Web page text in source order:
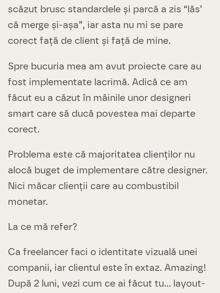
scăzut brusc standardele și parcă a zis “lăs’
că merge și-așa”, iar asta nu mi se pare
corect față de client și față de mine.
Spre bucuria mea am avut proiecte care au
fost implementate lacrimă. Adică ce am
făcut eu a căzut în mâinile unor designeri
smart care să ducă povestea mai departe
corect.
Problema este că majoritatea clienților nu
alocă buget de implementare către designer.
Nici măcar clienții care au combustibil
monetar.
La ce mă refer?
Ca freelancer faci o identitate vizuală unei
companii, iar clientul este în extaz. Amazing!
După 2 luni, vezi cum ce ai făcut tu… layout-